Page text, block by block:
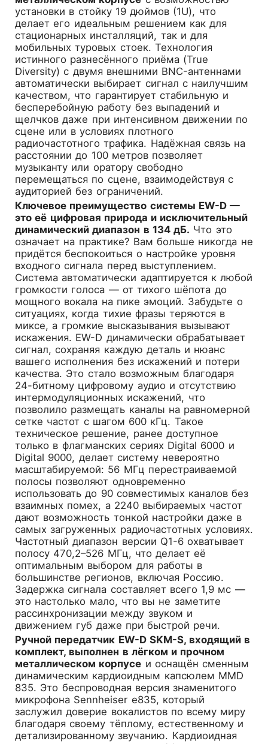
установки в стойку 19 дюймов (1U), что
делает его идеальным решением как для
стационарных инсталляций, так и для
мобильных туровых стоек. Технология
истинного разнесённого приёма (True
Diversity) с двумя внешними BNC-антеннами
автоматически выбирает сигнал с наилучшим
качеством, что гарантирует стабильную и
бесперебойную работу без выпадений и
щелчков даже при интенсивном движении по
сцене или в условиях плотного
радиочастотного трафика. Надёжная связь на
расстоянии до 100 метров позволяет
музыканту или оратору свободно
перемещаться по сцене, взаимодействуя с
аудиторией без ограничений.
Ключевое преимущество системы EW-D —
это её цифровая природа и исключительный
динамический диапазон в 134 дБ. Что это
означает на практике? Вам больше никогда не
придётся беспокоиться о настройке уровня
входного сигнала перед выступлением.
Система автоматически адаптируется к любой
громкости голоса — от тихого шёпота до
мощного вокала на пике эмоций. Забудьте о
ситуациях, когда тихие фразы теряются в
миксе, а громкие высказывания вызывают
искажения. EW-D динамически обрабатывает
сигнал, сохраняя каждую деталь и нюанс
вашего исполнения без искажений и потери
качества. Это стало возможным благодаря
24-битному цифровому аудио и отсутствию
интермодуляционных искажений, что
позволило размещать каналы на равномерной
сетке частот с шагом 600 кГц. Такое
техническое решение, ранее доступное
только в флагманских сериях Digital 6000 и
Digital 9000, делает систему невероятно
масштабируемой: 56 МГц перестраиваемой
полосы позволяют одновременно
использовать до 90 совместимых каналов без
взаимных помех, а 2240 выбираемых частот
дают возможность тонкой настройки даже в
самых загруженных радиочастотных условиях.
Частотный диапазон версии Q1-6 охватывает
полосу 470,2–526 МГц, что делает её
оптимальным выбором для работы в
большинстве регионов, включая Россию.
Задержка сигнала составляет всего 1,9 мс —
это настолько мало, что вы не заметите
рассинхронизации между звуком и
движением губ даже при быстрой речи.
Ручной передатчик EW-D SKM-S, входящий в
комплект, выполнен в лёгком и прочном
металлическом корпусе и оснащён сменным
динамическим кардиоидным капсюлем MMD
835. Это беспроводная версия знаменитого
микрофона Sennheiser e835, который
заслужил доверие вокалистов по всему миру
благодаря своему тёплому, естественному и
детализированному звучанию. Кардиоидная